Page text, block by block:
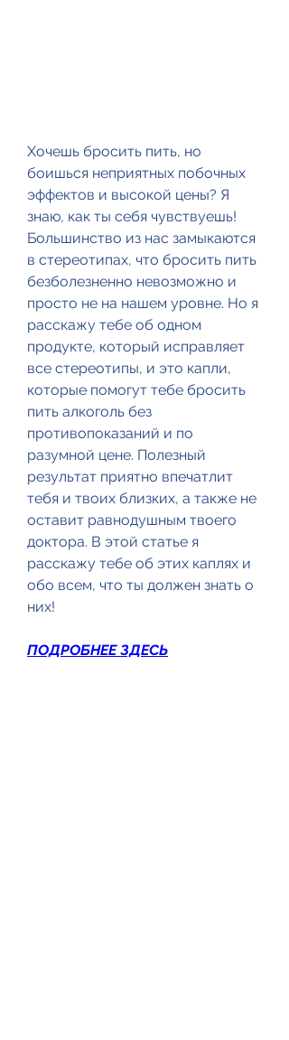
Хочешь бросить пить, но
боишься неприятных побочных
эффектов и высокой цены? Я
знаю, как ты себя чувствуешь!
Большинство из нас замыкаются
в стереотипах, что бросить пить
безболезненно невозможно и
просто не на нашем уровне. Но я
расскажу тебе об одном
продукте, который исправляет
все стереотипы, и это капли,
которые помогут тебе бросить
пить алкоголь без
противопоказаний и по
разумной цене. Полезный
результат приятно впечатлит
тебя и твоих близких, а также не
оставит равнодушным твоего
доктора. В этой статье я
расскажу тебе об этих каплях и
обо всем, что ты должен знать о
них!
ПОДРОБНЕЕ ЗДЕСЬ